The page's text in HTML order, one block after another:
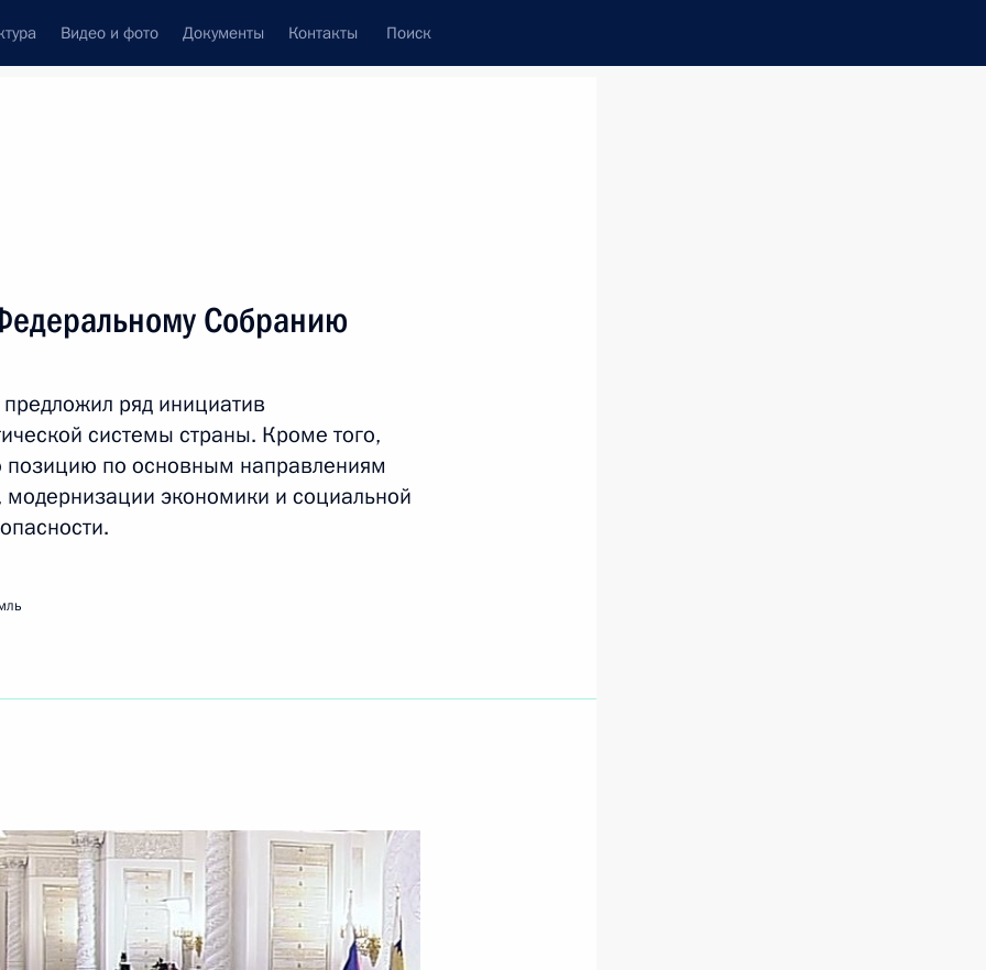
Видео и фото Документы Контакты Поиск
Пресс-конференции
Статьи
Собранию
Януковичем
Горки
Собранию
ряд инициатив
системы страны. Кроме того,
позицию по основным направлениям
экономики и социальной